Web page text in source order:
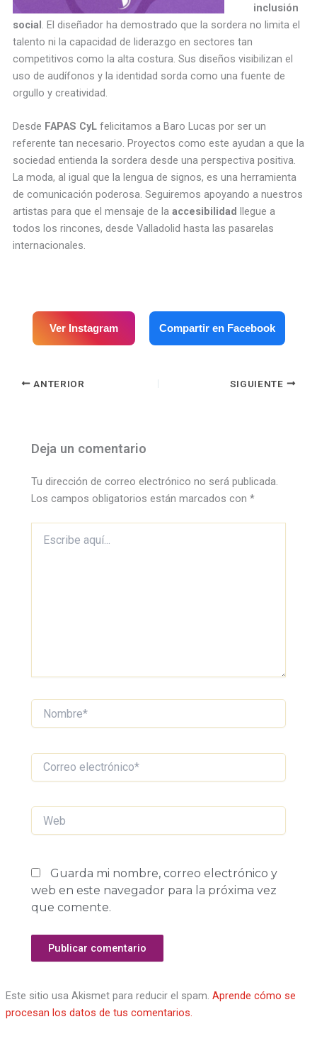
inclusión
social. El diseñador ha demostrado que la sordera no limita el
talento ni la capacidad de liderazgo en sectores tan
competitivos como la alta costura. Sus diseños visibilizan el
uso de audífonos y la identidad sorda como una fuente de
orgullo y creatividad.
Desde FAPAS CyLfelicitamos a Baro Lucas por ser un
referente tan necesario. Proyectos como este ayudan a que la
sociedad entienda la sordera desde una perspectiva positiva.
La moda, al igual que la lengua de signos, es una herramienta
de comunicación poderosa. Seguiremos apoyando a nuestros
artistas para que el mensaje de la accesibilidad llegue a
todos los rincones, desde Valladolid hasta las pasarelas
internacionales.
Ver Instagram Compartir en Facebook
ANTERIOR SIGUIENTE
Deja un comentario
Tu dirección de correo electrónico no será publicada.
Los campos obligatorios están marcados con*
aquí...
Nombre*
Correo
electrónico*
Web
Guarda mi nombre, correo electrónico y
web en este navegador para la próxima vez
que comente.
Este sitio usa Akismet para reducir el spam. Aprende cómo se
procesan los datos de tus comentarios.